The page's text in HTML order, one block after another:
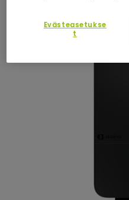
Evästeasetukse
t